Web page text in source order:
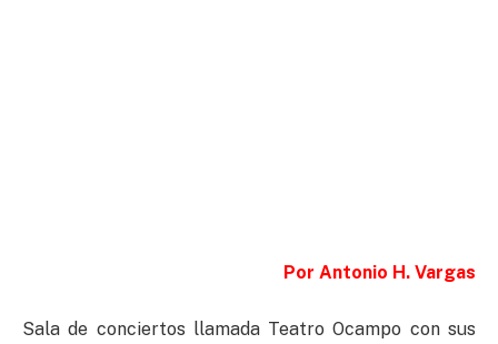
Por Antonio H. Vargas
Sala de conciertos llamada Teatro Ocampo con sus